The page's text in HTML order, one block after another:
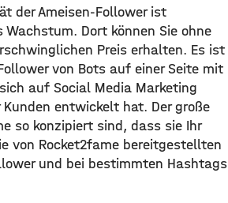
der Ameisen-Follower ist
Dort können Sie ohne
Preis erhalten. Es ist
von Bots auf einer Seite mit
auf Social Media Marketing
entwickelt hat. Der große
so konzipiert sind, dass sie Ihr
von Rocket2fame bereitgestellten
und bei bestimmten Hashtags